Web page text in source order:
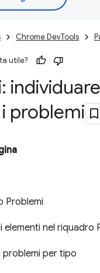
Chrome DevTools
utile?
problemi
Problemi
elementi nel riquadro
problemi per tipo